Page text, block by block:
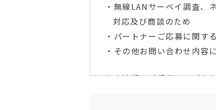
・無線LANサーベイ調査、
対応及び商談のため
・パートナーご応募に関す
・その他お問い合わせ内容
個人情報のご提供は、ご本